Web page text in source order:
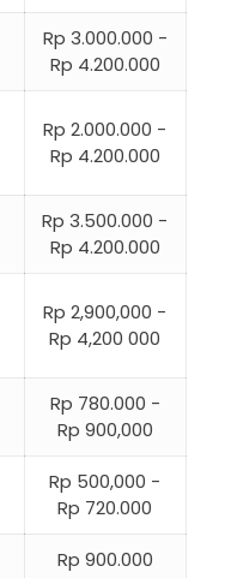
Rp 3.000.000 -
Rp 4.200.000
Rp 2.000.000 -
Rp 4.200.000
Rp 3.500.000 -
Rp 4.200.000
Rp 2,900,000 -
Rp 4,200 000
Rp 780.000 -
Rp 900,000
Rp 500,000 -
Rp 720.000
Rp 900.000